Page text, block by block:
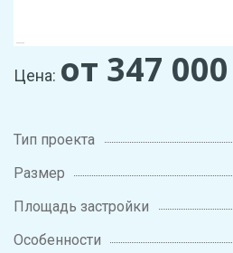
Цена: от 347 000
Тип проекта
Размер
Площадь застройки
Особенности